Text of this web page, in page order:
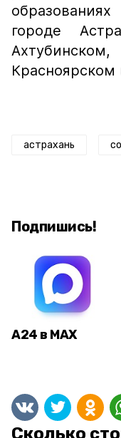
городе
астрахань
Подпишись!
А24 в MAX
Сколько